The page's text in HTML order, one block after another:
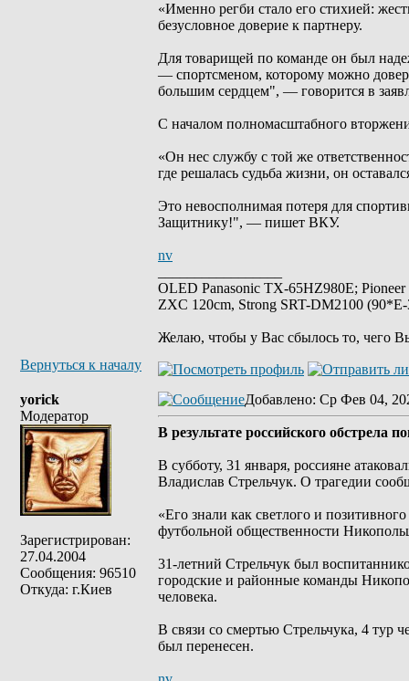
«Именно регби стало его стихией:
безусловное доверие к партнеру.
Для товарищей по команде он был
— спортсменом, которому можно
большим сердцем", — говорится в
С началом полномасштабного
«Он нес службу с той же
где решалась судьба жизни, он
Это невосполнимая потеря для
Защитнику!", — пишет ВКУ.
nv
OLED Panasonic TX-65HZ980E;
ZXC 120cm, Strong SRT-DM2100
Желаю, чтобы у Вас сбылось то, чего
Вернуться к началу
yorick
Модератор
Зарегистрирован:
27.04.2004
Сообщения: 96510
Откуда: г.Киев
Добавлено: Ср Фев 04,
В результате российского обстрела
В субботу, 31 января, россияне
Владислав Стрельчук. О трагедии
«Его знали как светлого и
футбольной общественности
31-летний Стрельчук был
городские и районные команды
человека.
В связи со смертью Стрельчука, 4 тур
был перенесен.